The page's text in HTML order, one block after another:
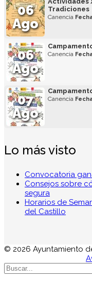
06
Ago
Tradiciones
Canencia
06
Ago
Canencia
07
Ago
Canencia
Lo más visto
Convocatoria
Consejos sobre
segura
Horarios de
del Castillo
© 2026 Ayuntamiento